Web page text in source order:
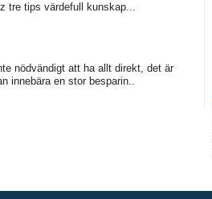
tre tips värdefull kunskap...
nödvändigt att ha allt direkt, det är
innebära en stor besparin..